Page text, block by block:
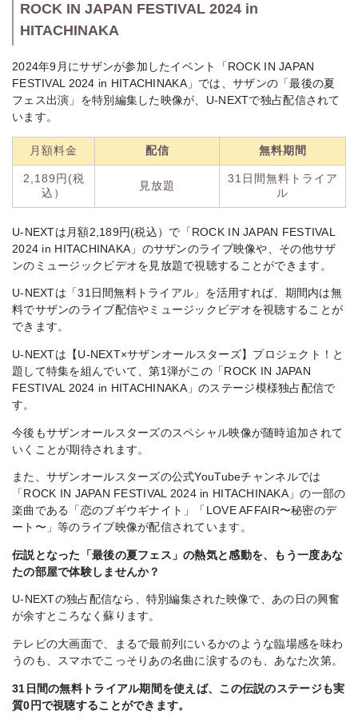
ROCK IN JAPAN FESTIVAL 2024 in
HITACHINAKA
2024年9月にサザンが参加したイベント「ROCK IN JAPAN
FESTIVAL 2024 in HITACHINAKA」では、サザンの「最後の夏
フェス出演」を特別編集した映像が、U-NEXTで独占配信されて
います。
月額料金 配信 無料期間
2,189円(税
込）
見放題
31日間無料トライア
ル
U-NEXTは月額2,189円(税込）で「ROCK IN JAPAN FESTIVAL
2024 in HITACHINAKA」のサザンのライブ映像や、その他サザ
ンのミュージックビデオを見放題で視聴することができます。
U-NEXTは「31日間無料トライアル」を活用すれば、期間内は無
料でサザンのライブ配信やミュージックビデオを視聴することが
できます。
U-NEXTは【U-NEXT×サザンオールスターズ】プロジェクト！と
題して特集を組んでいて、第1弾がこの「ROCK IN JAPAN
FESTIVAL 2024 in HITACHINAKA」のステージ模様独占配信で
す。
今後もサザンオールスターズのスペシャル映像が随時追加されて
いくことが期待されます。
また、サザンオールスターズの公式YouTubeチャンネルでは
「ROCK IN JAPAN FESTIVAL 2024 in HITACHINAKA」の一部の
楽曲である「恋のブギウギナイト」「 LOVE AFFAIR〜秘密のデ
ート〜」等のライブ映像が配信されています。
伝説となった「最後の夏フェス」の熱気と感動を、もう一度あな
たの部屋で体験しませんか？
U-NEXTの独占配信なら、特別編集された映像で、あの日の興奮
が余すところなく蘇ります。
テレビの大画面で、まるで最前列にいるかのような臨場感を味わ
うのも、スマホでこっそりあの名曲に涙するのも、あなた次第。
31日間の無料トライアル期間を使えば、この伝説のステージも実
質0円で視聴することができます。